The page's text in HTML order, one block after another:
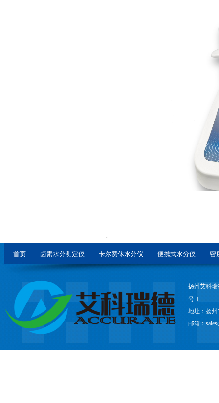
首页 卤素水分测定仪 卡尔费休水分仪 便携式水分仪 密
扬州艾科
号-1
地址：扬
邮箱：